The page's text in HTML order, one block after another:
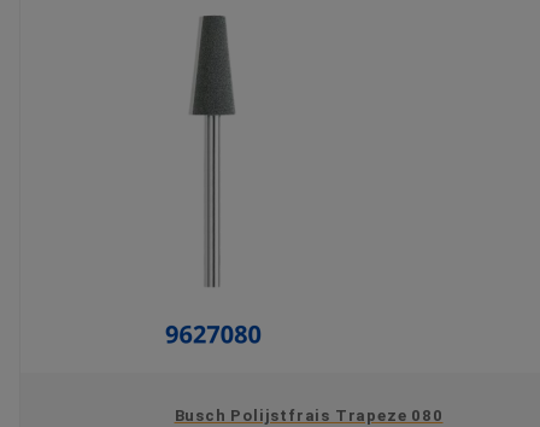
Busch Polijstfrais Trapeze 080